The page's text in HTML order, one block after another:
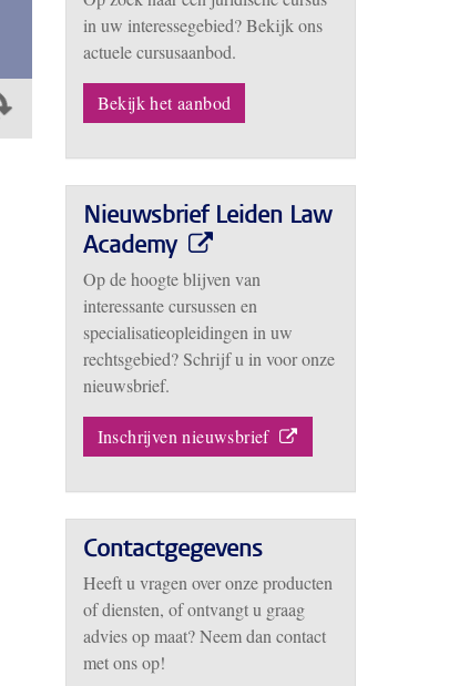
in uw interessegebied? Bekijk ons
actuele cursusaanbod.
Bekijk het aanbod
Nieuwsbrief Leiden Law
Academy
Op de hoogte blijven van
interessante cursussen en
specialisatieopleidingen in uw
rechtsgebied? Schrijf u in voor onze
nieuwsbrief.
Inschrijven nieuwsbrief
Contactgegevens
Heeft u vragen over onze producten
of diensten, of ontvangt u graag
advies op maat? Neem dan contact
met ons op!